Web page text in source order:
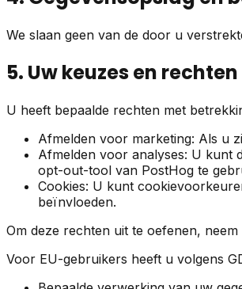
We slaan geen van de door u
5. Uw keuzes en rechten
U heeft bepaalde rechten met
Afmelden voor marketing: Als u
Afmelden voor analyses: U kunt
opt-out-tool van PostHog te
Cookies: U kunt
beïnvloeden.
Om deze rechten uit te oefenen,
Voor EU-gebruikers heeft u volgens